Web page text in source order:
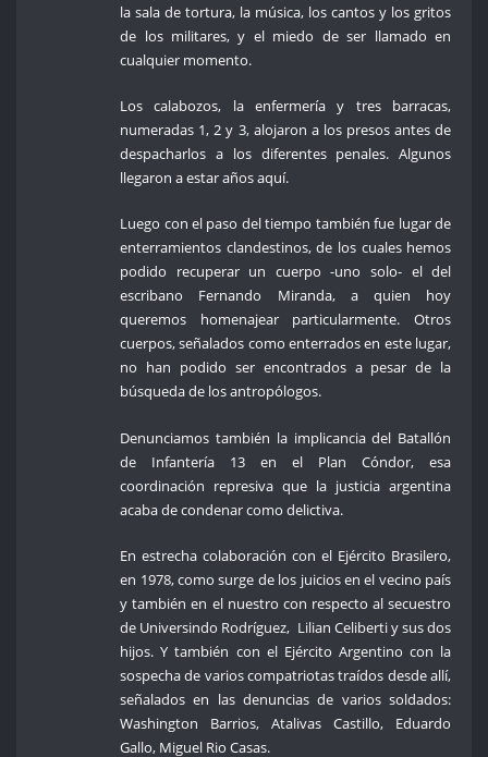
la sala de tortura, la música, los cantos y los gritos
de los militares, y el miedo de ser llamado en
cualquier momento.
Los calabozos, la enfermería y tres barracas,
numeradas 1, 2 y 3, alojaron a los presos antes de
despacharlos a los diferentes penales. Algunos
llegaron a estar años aquí.
Luego con el paso del tiempo también fue lugar de
enterramientos clandestinos, de los cuales hemos
podido recuperar un cuerpo -uno solo- el del
escribano Fernando Miranda, a quien hoy
queremos homenajear particularmente. Otros
cuerpos, señalados como enterrados en este lugar,
no han podido ser encontrados a pesar de la
búsqueda de los antropólogos.
Denunciamos también la implicancia del Batallón
de Infantería 13 en el Plan Cóndor, esa
coordinación represiva que la justicia argentina
acaba de condenar como delictiva.
En estrecha colaboración con el Ejército Brasilero,
en 1978, como surge de los juicios en el vecino país
y también en el nuestro con respecto al secuestro
de Universindo Rodríguez, Lilian Celiberti y sus dos
hijos. Y también con el Ejército Argentino con la
sospecha de varios compatriotas traídos desde allí,
señalados en las denuncias de varios soldados:
Washington Barrios, Atalivas Castillo, Eduardo
Gallo, Miguel Rio Casas.